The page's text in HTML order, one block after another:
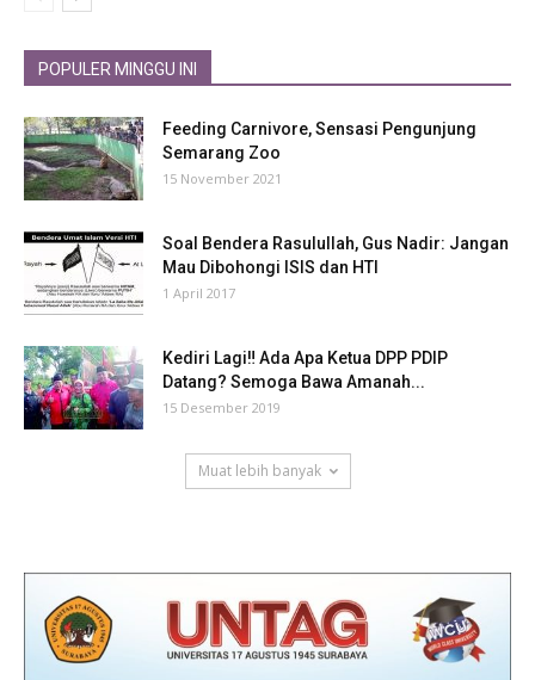
POPULER MINGGU INI
Feeding Carnivore, Sensasi Pengunjung
Semarang Zoo
15 November 2021
Soal Bendera Rasulullah, Gus Nadir: Jangan
Mau Dibohongi ISIS dan HTI
1 April 2017
Kediri Lagi‼ Ada Apa Ketua DPP PDIP
Datang? Semoga Bawa Amanah...
15 Desember 2019
Muat lebih banyak